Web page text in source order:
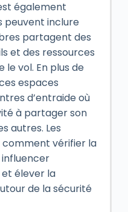
également
peuvent inclure
partagent des
et des ressources
vol. En plus de
espaces
d’entraide où
à partager son
autres. Les
comment vérifier la
élever la
de la sécurité